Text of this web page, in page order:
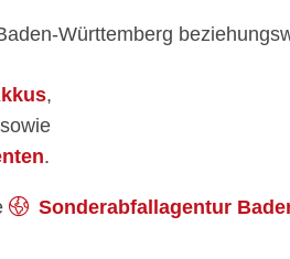
Württemberg
,
sowie
.
Sonderabfallagentur